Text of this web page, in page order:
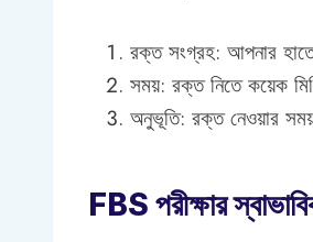
রক্ত সংগ্রহ: আপনার
সময়: রক্ত নিতে কয়েক
অনুভূতি: রক্ত নেওয়ার
FBS পরীক্ষার